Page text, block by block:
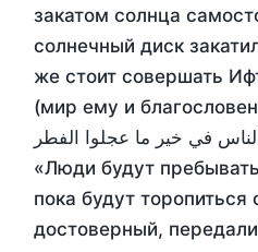
закатом солнца
солнечный диск
же стоит совершать
(мир ему и
في خير ما عجلوا الفطر
«Люди будут
пока будут
достоверный,